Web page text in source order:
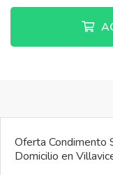
Oferta Condimento
Domicilio en